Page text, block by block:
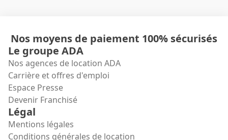
Nos moyens de paiement 100% sécurisés
Le groupe ADA
Nos agences de location ADA
Carrière et offres d'emploi
Espace Presse
Devenir Franchisé
Légal
Mentions légales
Conditions générales de location